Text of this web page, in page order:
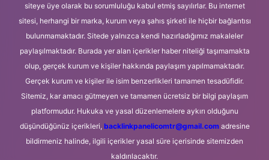
siteye üye olarak bu sorumluluğu kabul etmiş sayılırlar. Bu internet
sitesi, herhangi bir marka, kurum veya şahıs şirketi ile hiçbir bağlantısı
bulunmamaktadır. Sitede yalnızca kendi hazırladığımız makaleler
paylaşılmaktadır. Burada yer alan içerikler haber niteliği taşımamakta
olup, gerçek kurum ve kişiler hakkında paylaşım yapılmamaktadır.
Gerçek kurum ve kişiler ile isim benzerlikleri tamamen tesadüfidir.
Sitemiz, kar amacı gütmeyen ve tamamen ücretsiz bir bilgi paylaşım
platformudur. Hukuka ve yasal düzenlemelere aykırı olduğunu
düşündüğünüz içerikleri, backlinkpanelicomtr@gmail.comadresine
bildirmeniz halinde, ilgili içerikler yasal süre içerisinde sitemizden
kaldırılacaktır.